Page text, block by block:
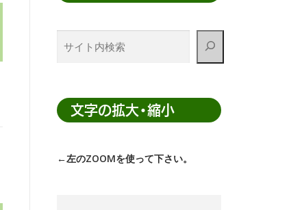
検
索
文字の拡大・縮小
←左のZOOMを使って下さい。